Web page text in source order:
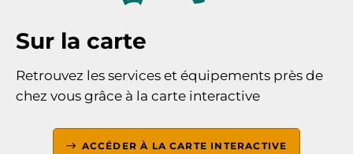
Sur la carte
Retrouvez les services et équipements près de
chez vous grâce à la carte interactive
ACCÉDER À LA CARTE INTERACTIVE